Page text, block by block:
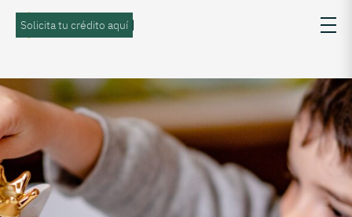
Solicita tu crédito aquí